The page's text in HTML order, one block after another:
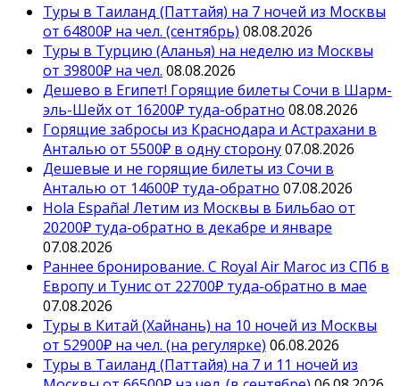
Туры в Таиланд (Паттайя) на 7 ночей из Москвы
от 64800₽ на чел. (сентябрь) 08.08.2026
Туры в Турцию (Аланья) на неделю из Москвы
от 39800₽ на чел. 08.08.2026
Дешево в Египет! Горящие билеты Сочи в Шарм-
эль-Шейх от 16200₽ туда-обратно 08.08.2026
Горящие забросы из Краснодара и Астрахани в
Анталью от 5500₽ в одну сторону07.08.2026
Дешевые и не горящие билеты из Сочи в
Анталью от 14600₽ туда-обратно 07.08.2026
Hola España! Летим из Москвы в Бильбао от
20200₽ туда-обратно в декабре и январе
07.08.2026
Раннее бронирование. С Royal Air Maroc из СПб в
Европу и Тунис от 22700₽ туда-обратно в мае
07.08.2026
Туры в Китай (Хайнань) на 10 ночей из Москвы
от 52900₽ на чел. (на регулярке) 06.08.2026
Туры в Таиланд (Паттайя) на 7 и 11 ночей из